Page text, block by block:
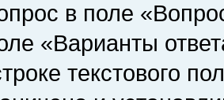
в поле
«Варианты
текстового